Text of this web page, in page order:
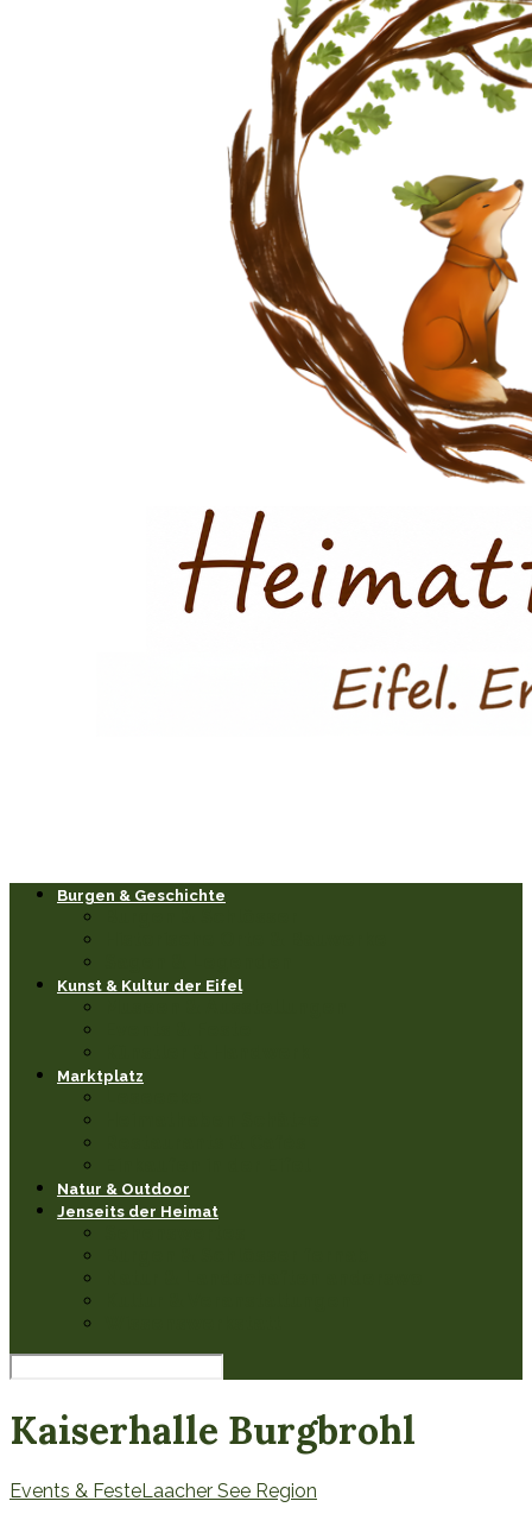
Burgen & Geschichte
Kunst & Kultur der Eifel
Marktplatz
Natur & Outdoor
Jenseits der Heimat
Kaiserhalle Burgbrohl
Events & FesteLaacher See Region